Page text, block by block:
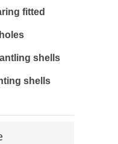
fitted
shells
shells